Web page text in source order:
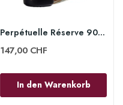
Perpétuelle Réserve 90-20 Unit. Box 75cl -...
147,00 CHF
In den Warenkorb